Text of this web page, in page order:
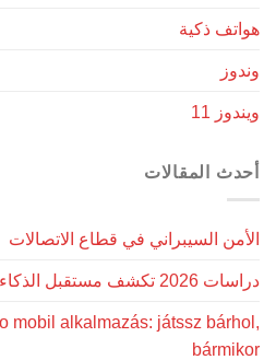
هواتف ذكية
وندوز
ويندوز 11
أحدث المقالات
الأمن السيبراني في قطاع الاتصالات
دراسات 2026 تكشف مستقبل الذكاء الاصطناعي في الرياضة
mobil alkalmazás: játssz bárhol,
bármikor